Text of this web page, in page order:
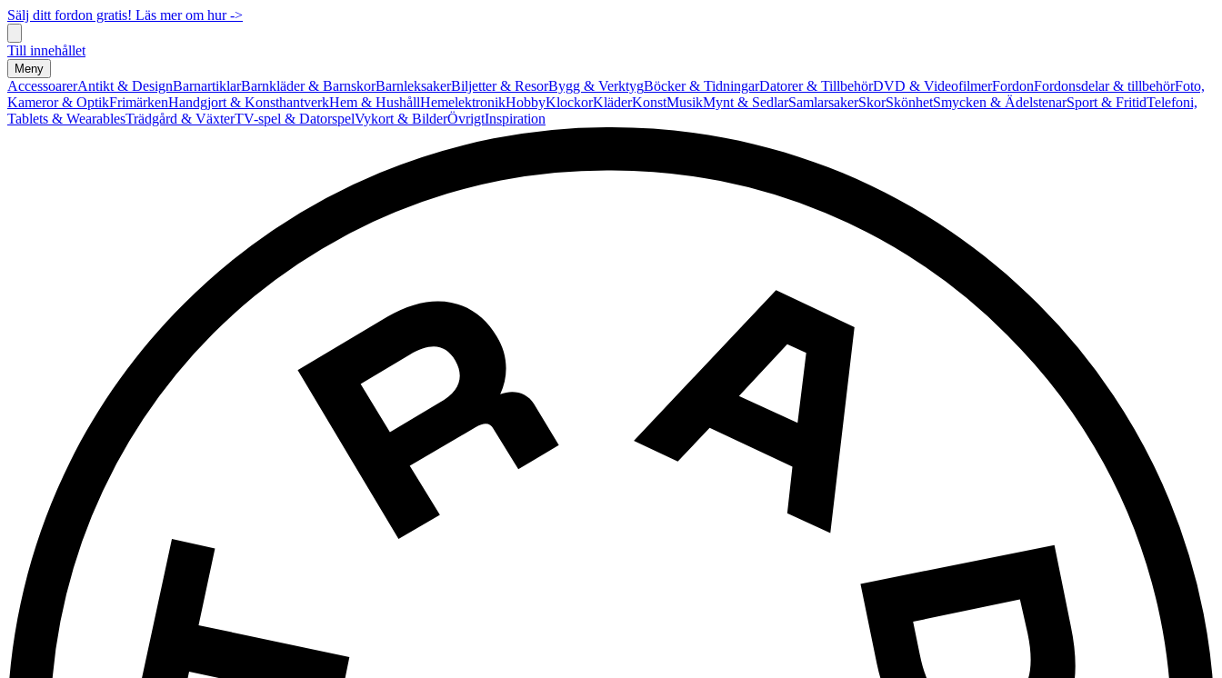
Sälj ditt fordon gratis! Läs mer om hur ->
Till innehållet
Meny
AccessoarerAntikt & DesignBarnartiklarBarnkläder & BarnskorBarnleksakerBiljetter & ResorBygg & VerktygBöcker & TidningarDatorer & TillbehörDVD & VideofilmerFordonFordonsdelar & tillbehörFoto,
Kameror & OptikFrimärkenHandgjort & KonsthantverkHem & HushållHemelektronikHobbyKlockorKläderKonstMusikMynt & SedlarSamlarsakerSkorSkönhetSmycken & ÄdelstenarSport & FritidTelefoni,
Tablets & WearablesTrädgård & VäxterTV-spel & DatorspelVykort & BilderÖvrigtInspiration